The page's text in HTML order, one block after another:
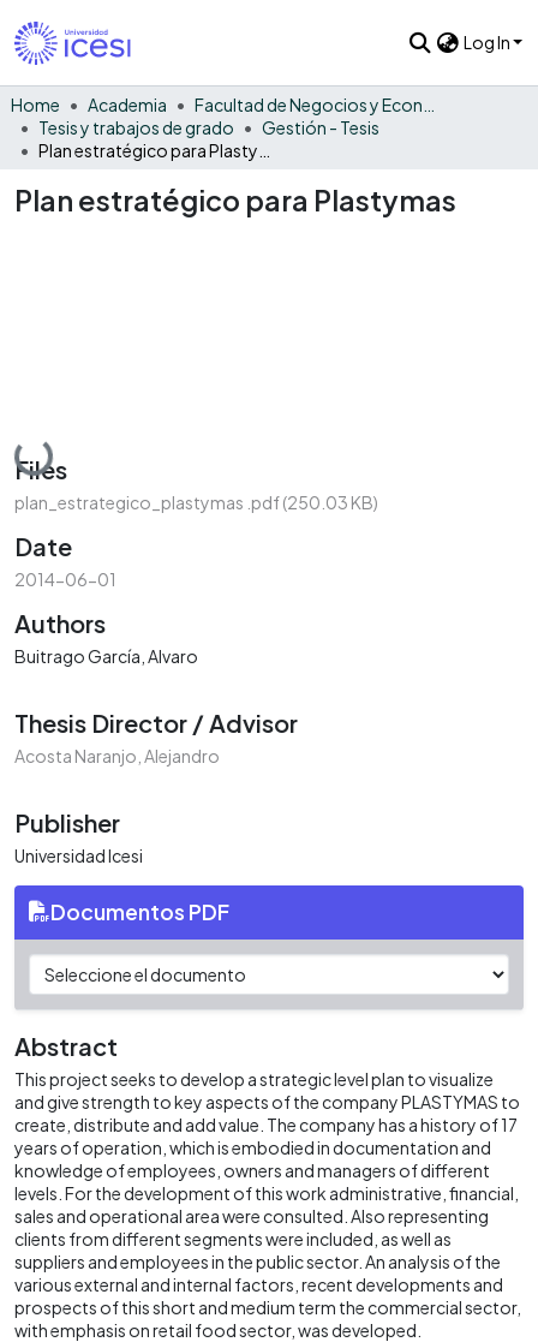
Log In
Home Academia
Tesis y trabajos de grado
Gestión - Tesis
Plan estratégico para Plastymas
Loading...
Files
plan_estrategico_plastymas .pdf(250.03 KB)
Date
2014-06-01
Authors
Buitrago García, Alvaro
Thesis Director / Advisor
Acosta Naranjo, Alejandro
Publisher
Universidad Icesi
Documentos PDF
Abstract
This project seeks to develop a strategic level plan to visualize
and give strength to key aspects of the company PLASTYMAS to
create, distribute and add value. The company has a history of 17
years of operation, which is embodied in documentation and
knowledge of employees, owners and managers of different
levels. For the development of this work administrative, financial,
sales and operational area were consulted. Also representing
clients from different segments were included, as well as
suppliers and employees in the public sector. An analysis of the
various external and internal factors, recent developments and
prospects of this short and medium term the commercial sector,
with emphasis on retail food sector, was developed.